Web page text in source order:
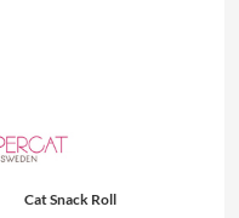
Cat Snack Roll